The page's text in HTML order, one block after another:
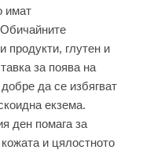
имат
продукти, глутен и
за поява на
да се избягват
екзема.
ден помага за
и цялостното